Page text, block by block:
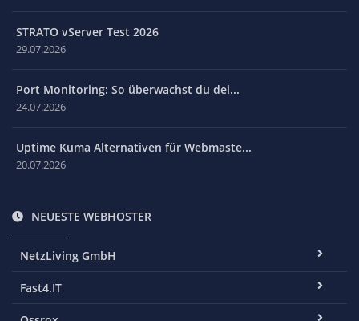
STRATO vServer Test 2026
29.07.2026
Port Monitoring: So überwachst du dei...
24.07.2026
Uptime Kuma Alternativen für Webmaste...
20.07.2026
NEUESTE WEBHOSTER
NetzLiving GmbH
Fast4.IT